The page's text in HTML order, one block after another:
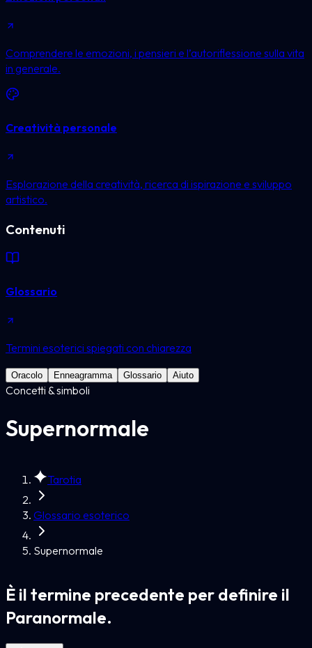
Comprendere le emozioni, i pensieri e l’autoriflessione sulla vita
in generale.
Creatività personale
Esplorazione della creatività, ricerca di ispirazione e sviluppo
artistico.
Contenuti
Glossario
Termini esoterici spiegati con chiarezza
Oracolo Enneagramma Glossario Aiuto
Concetti & simboli
Supernormale
Tarotia
Glossario esoterico
Supernormale
È il termine precedente per definire il
Paranormale.